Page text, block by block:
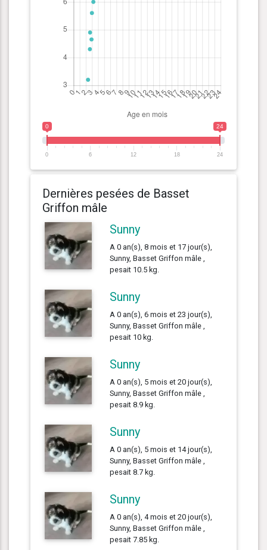
0 24
0 6 12 18 24
Dernières pesées de Basset
Griffon mâle
Sunny
A 0 an(s), 8 mois et 17 jour(s),
Sunny, Basset Griffon mâle ,
pesait 10.5 kg.
Sunny
A 0 an(s), 6 mois et 23 jour(s),
Sunny, Basset Griffon mâle ,
pesait 10 kg.
Sunny
A 0 an(s), 5 mois et 20 jour(s),
Sunny, Basset Griffon mâle ,
pesait 8.9 kg.
Sunny
A 0 an(s), 5 mois et 14 jour(s),
Sunny, Basset Griffon mâle ,
pesait 8.7 kg.
Sunny
A 0 an(s), 4 mois et 20 jour(s),
Sunny, Basset Griffon mâle ,
pesait 7.85 kg.